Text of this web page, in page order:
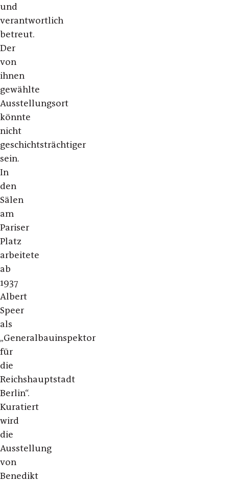
und
verantwortlich
betreut.
Der
von
ihnen
gewählte
Ausstellungsort
könnte
nicht
geschichtsträchtiger
sein.
In
den
Sälen
am
Pariser
Platz
arbeitete
ab
1937
Albert
Speer
als
„Generalbauinspektor
für
die
Reichshauptstadt
Berlin“.
Kuratiert
wird
die
Ausstellung
von
Benedikt